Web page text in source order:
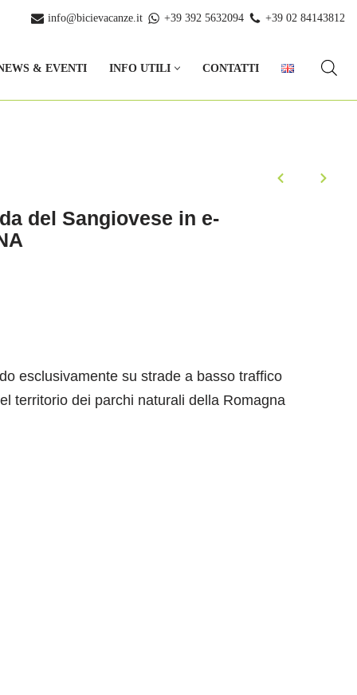
info@bicievacanze.it +39 392 5632094 +39 02 84143812
& EVENTI INFO UTILI CONTATTI
del Sangiovese in e-
esclusivamente su strade a basso traffico
territorio dei parchi naturali della Romagna